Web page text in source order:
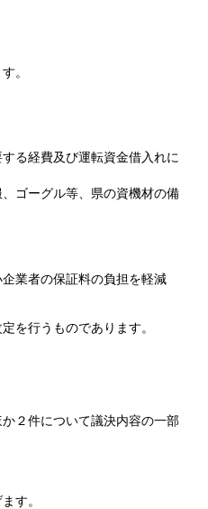
。
る経費及び運転資金借入れに
ゴーグル等、県の資機材の備
業者の保証料の負担を軽減
を行うものであります。
２件について議決内容の一部
す。